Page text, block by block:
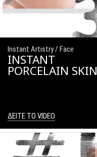
Instant Artistry / Face
INSTANT
PORCELAIN SKIN
ΔΕΙΤΕ ΤΟ VIDEO